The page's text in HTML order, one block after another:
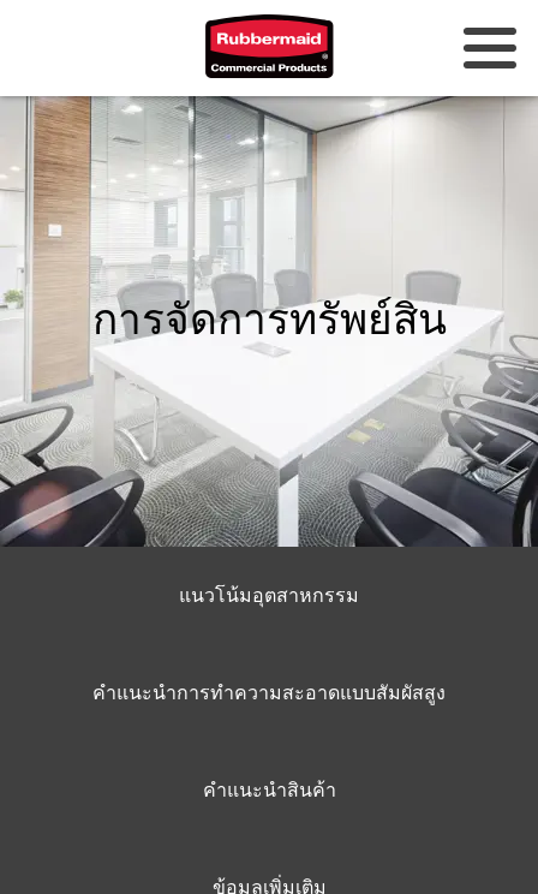
ออสเตรเลียและนิวซีแลนด์
จีน (CN)
เกาหลี (KR)
ญี่ปุ่น (JP)
ฟิลิปปินส์
เวียดนาม (VN)
ประเทศไทย (TH)
ประเทศอินโดนีเซีย
การจัดการทรัพย์สิน
แนวโน้มอุตสาหกรรม
คำแนะนำการทำความสะอาดแบบสัมผัสสูง
คำแนะนำสินค้า
ข้อมูลเพิ่มเติม